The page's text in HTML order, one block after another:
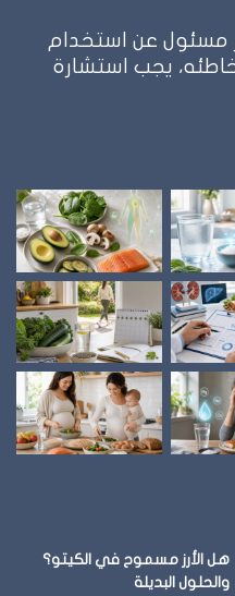
مسئول عن استخدام
خاطئه، يجب استشارة
هل الأرز مسموح في الكيتو؟
والحلول البديلة